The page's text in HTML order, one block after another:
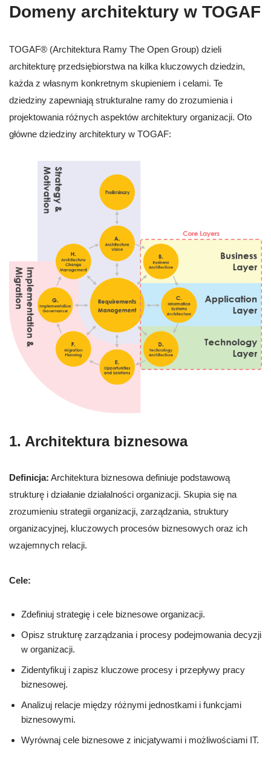
Domeny architektury w TOGAF
TOGAF® (Architektura Ramy The Open Group) dzieli
architekturę przedsiębiorstwa na kilka kluczowych dziedzin,
każda z własnym konkretnym skupieniem i celami. Te
dziedziny zapewniają strukturalne ramy do zrozumienia i
projektowania różnych aspektów architektury organizacji. Oto
główne dziedziny architektury w TOGAF:
1. Architektura biznesowa
Definicja: Architektura biznesowa definiuje podstawową
strukturę i działanie działalności organizacji. Skupia się na
zrozumieniu strategii organizacji, zarządzania, struktury
organizacyjnej, kluczowych procesów biznesowych oraz ich
wzajemnych relacji.
Cele:
Zdefiniuj strategię i cele biznesowe organizacji.
Opisz strukturę zarządzania i procesy podejmowania decyzji
w organizacji.
Zidentyfikuj i zapisz kluczowe procesy i przepływy pracy
biznesowej.
Analizuj relacje między różnymi jednostkami i funkcjami
biznesowymi.
Wyrównaj cele biznesowe z inicjatywami i możliwościami IT.